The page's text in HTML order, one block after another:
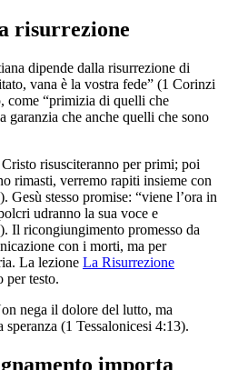
risurrezione
dipende dalla risurrezione di
vana è la vostra fede” (1 Corinzi
come “primizia di quelli che
che anche quelli che sono
risusciteranno per primi; poi
rimasti, verremo rapiti insieme con
Gesù stesso promise: “viene l’ora in
udranno la sua voce e
Il ricongiungimento promesso da
con i morti, ma per
La lezione La Risurrezione
per testo.
nega il dolore del lutto, ma
(1 Tessalonicesi 4:13).
importa